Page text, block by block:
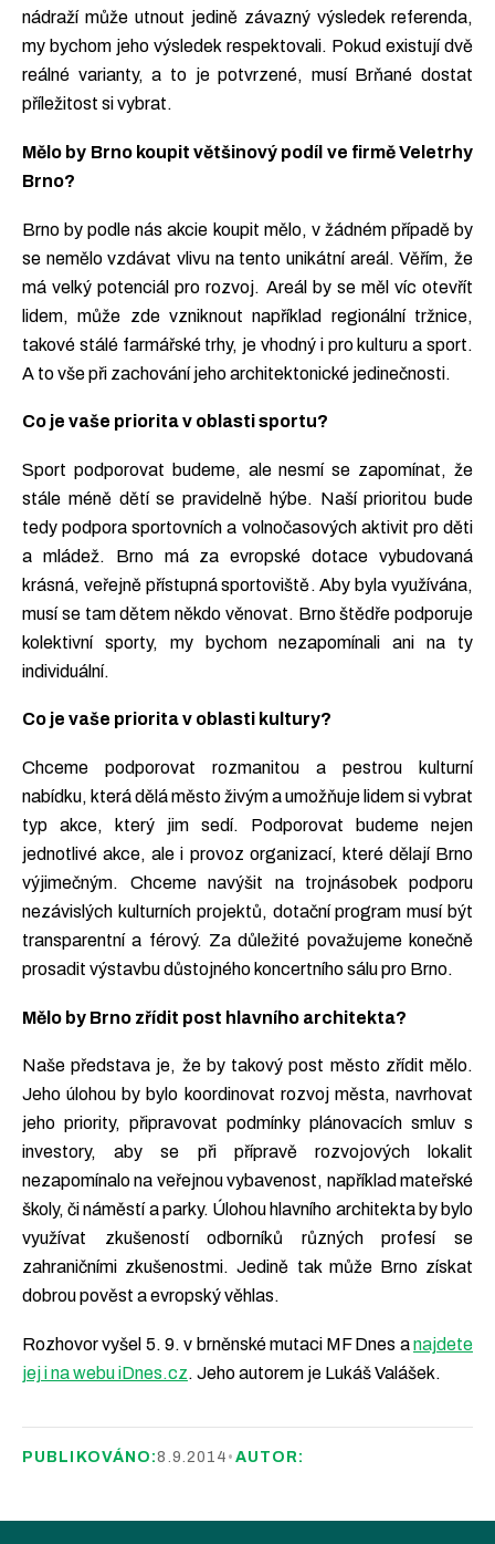
nádraží může utnout jedině závazný výsledek referenda,
my bychom jeho výsledek respektovali. Pokud existují dvě
reálné varianty, a to je potvrzené, musí Brňané dostat
příležitost si vybrat.
Mělo by Brno koupit většinový podíl ve firmě Veletrhy
Brno?
Brno by podle nás akcie koupit mělo, v žádném případě by
se nemělo vzdávat vlivu na tento unikátní areál. Věřím, že
má velký potenciál pro rozvoj. Areál by se měl víc otevřít
lidem, může zde vzniknout například regionální tržnice,
takové stálé farmářské trhy, je vhodný i pro kulturu a sport.
A to vše při zachování jeho architektonické jedinečnosti.
Co je vaše priorita v oblasti sportu?
Sport podporovat budeme, ale nesmí se zapomínat, že
stále méně dětí se pravidelně hýbe. Naší prioritou bude
tedy podpora sportovních a volnočasových aktivit pro děti
a mládež. Brno má za evropské dotace vybudovaná
krásná, veřejně přístupná sportoviště. Aby byla využívána,
musí se tam dětem někdo věnovat. Brno štědře podporuje
kolektivní sporty, my bychom nezapomínali ani na ty
individuální.
Co je vaše priorita v oblasti kultury?
Chceme podporovat rozmanitou a pestrou kulturní
nabídku, která dělá město živým a umožňuje lidem si vybrat
typ akce, který jim sedí. Podporovat budeme nejen
jednotlivé akce, ale i provoz organizací, které dělají Brno
výjimečným. Chceme navýšit na trojnásobek podporu
nezávislých kulturních projektů, dotační program musí být
transparentní a férový. Za důležité považujeme konečně
prosadit výstavbu důstojného koncertního sálu pro Brno.
Mělo by Brno zřídit post hlavního architekta?
Naše představa je, že by takový post město zřídit mělo.
Jeho úlohou by bylo koordinovat rozvoj města, navrhovat
jeho priority, připravovat podmínky plánovacích smluv s
investory, aby se při přípravě rozvojových lokalit
nezapomínalo na veřejnou vybavenost, například mateřské
školy, či náměstí a parky. Úlohou hlavního architekta by bylo
využívat zkušeností odborníků různých profesí se
zahraničními zkušenostmi. Jedině tak může Brno získat
dobrou pověst a evropský věhlas.
Rozhovor vyšel 5. 9. v brněnské mutaci MF Dnes anajdete
jej i na webu iDnes.cz. Jeho autorem je Lukáš Valášek.
PUBLIKOVÁNO:8.9.2014 • AUTOR: